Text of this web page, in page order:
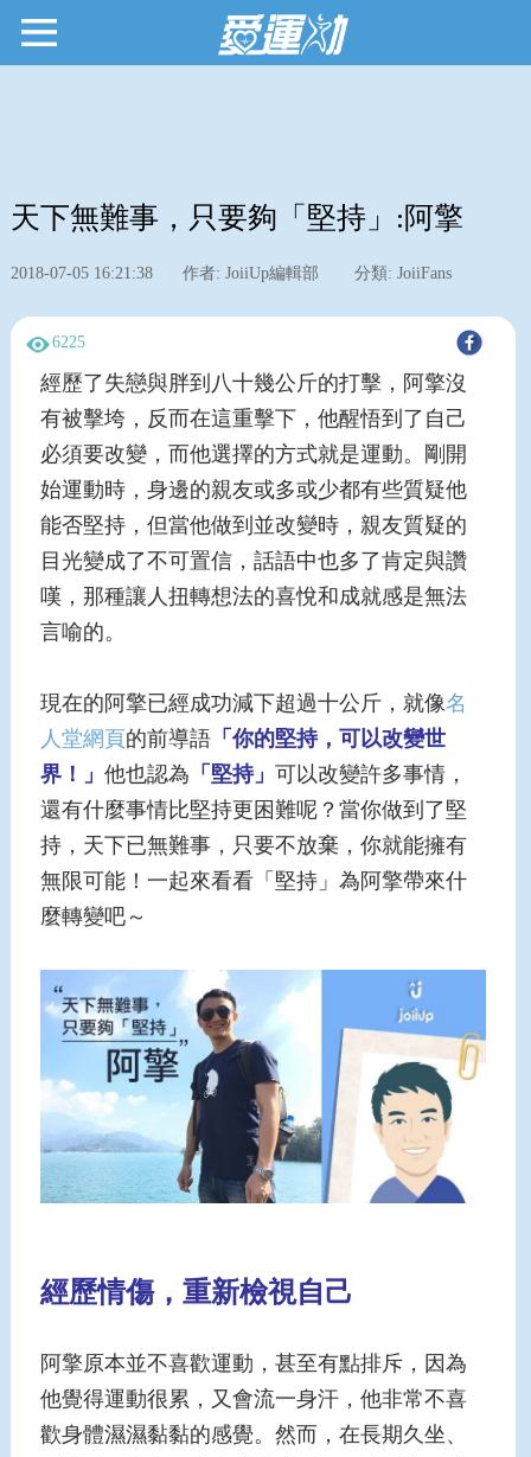
天下無難事，只要夠「堅持」:阿擎
2018-07-05 16:21:38 作者: JoiiUp編輯部 分類: JoiiFans
6225
經歷了失戀與胖到八十幾公斤的打擊，阿擎沒
有被擊垮，反而在這重擊下，他醒悟到了自己
必須要改變，而他選擇的方式就是運動。剛開
始運動時，身邊的親友或多或少都有些質疑他
能否堅持，但當他做到並改變時，親友質疑的
目光變成了不可置信，話語中也多了肯定與讚
嘆，那種讓人扭轉想法的喜悅和成就感是無法
言喻的。
現在的阿擎已經成功減下超過十公斤，就像名
人堂網頁的前導語 「你的堅持，可以改變世
界！」 他也認為 「堅持」 可以改變許多事情，
還有什麼事情比堅持更困難呢？當你做到了堅
持，天下已無難事，只要不放棄，你就能擁有
無限可能！一起來看看「堅持」為阿擎帶來什
麼轉變吧～
經歷情傷，重新檢視自己
阿擎原本並不喜歡運動，甚至有點排斥，因為
他覺得運動很累，又會流一身汗，他非常不喜
歡身體濕濕黏黏的感覺。然而，在長期久坐、